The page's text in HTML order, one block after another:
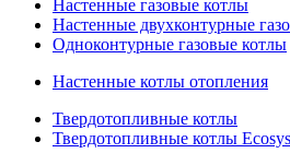
Настенные газовые котлы
Настенные двухконтурные
Одноконтурные газовые котлы
Настенные котлы отопления
Твердотопливные котлы
Твердотопливные котлы